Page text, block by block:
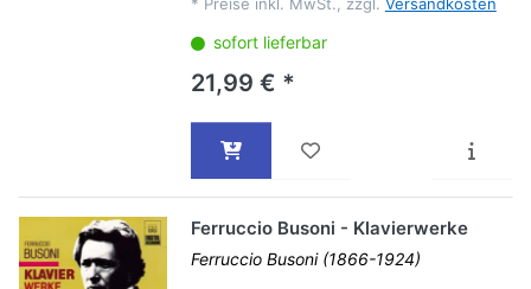
sofort lieferbar
21,99 € *
Ferruccio Busoni - Klavierwerke
Ferruccio Busoni (1866-1924)